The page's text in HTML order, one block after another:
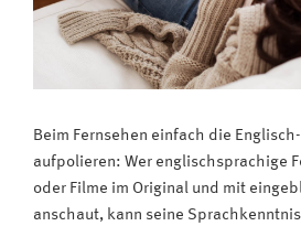
Beim Fernsehen einfach die
aufpolieren: Wer englischsprachige
oder Filme im Original und mit
anschaut, kann seine